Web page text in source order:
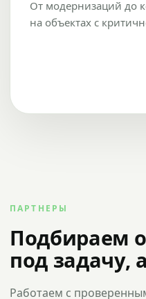
От модернизаций до
на объектах с
ПАРТНЕРЫ
Подбираем
под задачу,
Работаем с